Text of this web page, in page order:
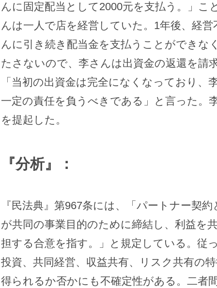
んに固定配当として2000元を支払う。」こ
んは一人で店を経営していた。1年後、経
んに引き続き配当金を支払うことができな
たさないので、李さんは出資金の返還を請
「当初の出資金は完全になくなっており、
一定の責任を負うべきである」と言った。
を提起した。
『分析』：
『民法典』第967条には、「パートナー契
が共同の事業目的のために締結し、利益を
担する合意を指す。」と規定している。従
投資、共同経営、収益共有、リスク共有の
得られるか否かにも不確定性がある。二者